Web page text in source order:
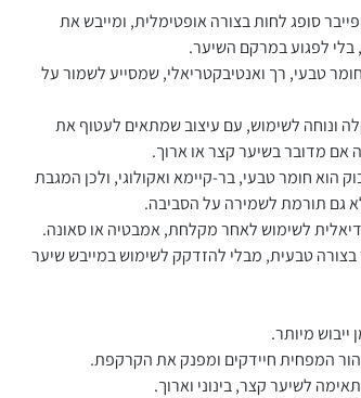
סופג לחות בצורה אופטימלית, ומייבש את
בלי לפגוע במרקם השיער.
טבעי, רך ואנטיבקטריאלי, שמסייע לשמור על
ונוחה לשימוש, עם עיצוב שמתאים לעטוף את
אם מדובר בשיער קצר או ארוך.
הוא חומר טבעי, בר-קיימא ואקולוגי, ולכן המגבת
גם תורמת לשמירה על הסביבה.
לשימוש לאחר מקלחת, אמבטיה או סאונה.
טבעית, מבלי להזדקק לשימוש במייבש שיער
ייבוש מיותר.
המפחית חיידקים ומפנק את הקרקפת.
לשיער קצר, בינוני וארוך.